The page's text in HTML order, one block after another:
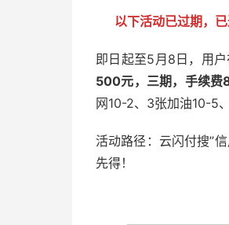
以下活动已过期，
即日起至5月8日，用户
500元，三期，手续费
网10-2、3张加油10-5
活动路径：云闪付搜”
先得！